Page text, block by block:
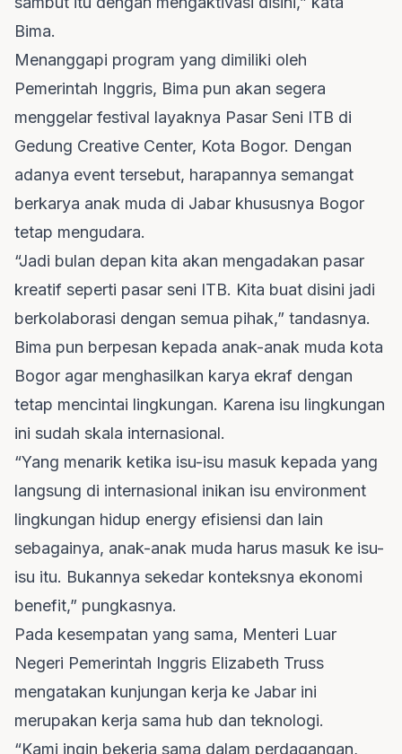
Bima.
Menanggapi program yang dimiliki oleh
Pemerintah Inggris, Bima pun akan segera
menggelar festival layaknya Pasar Seni ITB di
Gedung Creative Center, Kota Bogor. Dengan
adanya event tersebut, harapannya semangat
berkarya anak muda di Jabar khususnya Bogor
tetap mengudara.
“Jadi bulan depan kita akan mengadakan pasar
kreatif seperti pasar seni ITB. Kita buat disini jadi
berkolaborasi dengan semua pihak,” tandasnya.
Bima pun berpesan kepada anak-anak muda kota
Bogor agar menghasilkan karya ekraf dengan
tetap mencintai lingkungan. Karena isu lingkungan
ini sudah skala internasional.
“Yang menarik ketika isu-isu masuk kepada yang
langsung di internasional inikan isu environment
lingkungan hidup energy efisiensi dan lain
sebagainya, anak-anak muda harus masuk ke isu-
isu itu. Bukannya sekedar konteksnya ekonomi
benefit,” pungkasnya.
Pada kesempatan yang sama, Menteri Luar
Negeri Pemerintah Inggris Elizabeth Truss
mengatakan kunjungan kerja ke Jabar ini
merupakan kerja sama hub dan teknologi.
“Kami ingin bekerja sama dalam perdagangan,